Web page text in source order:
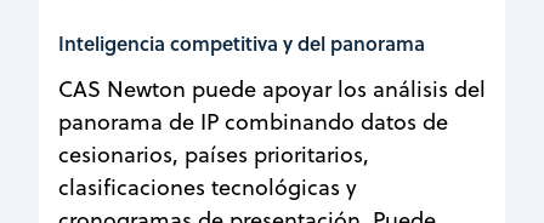
Inteligencia competitiva y del panorama
CAS Newton puede apoyar los análisis del
panorama de IP combinando datos de
cesionarios, países prioritarios,
clasificaciones tecnológicas y